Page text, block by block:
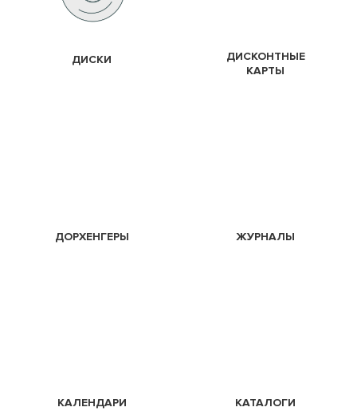
ДИСКИ
ДИСКОНТНЫЕ
КАРТЫ
ДОРХЕНГЕРЫ ЖУРНАЛЫ
КАЛЕНДАРИ КАТАЛОГИ